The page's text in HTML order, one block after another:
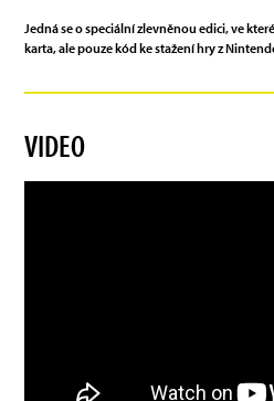
Jedná se o speciální zlevněnou edici, ve
karta, ale pouze kód ke stažení hry z
VIDEO